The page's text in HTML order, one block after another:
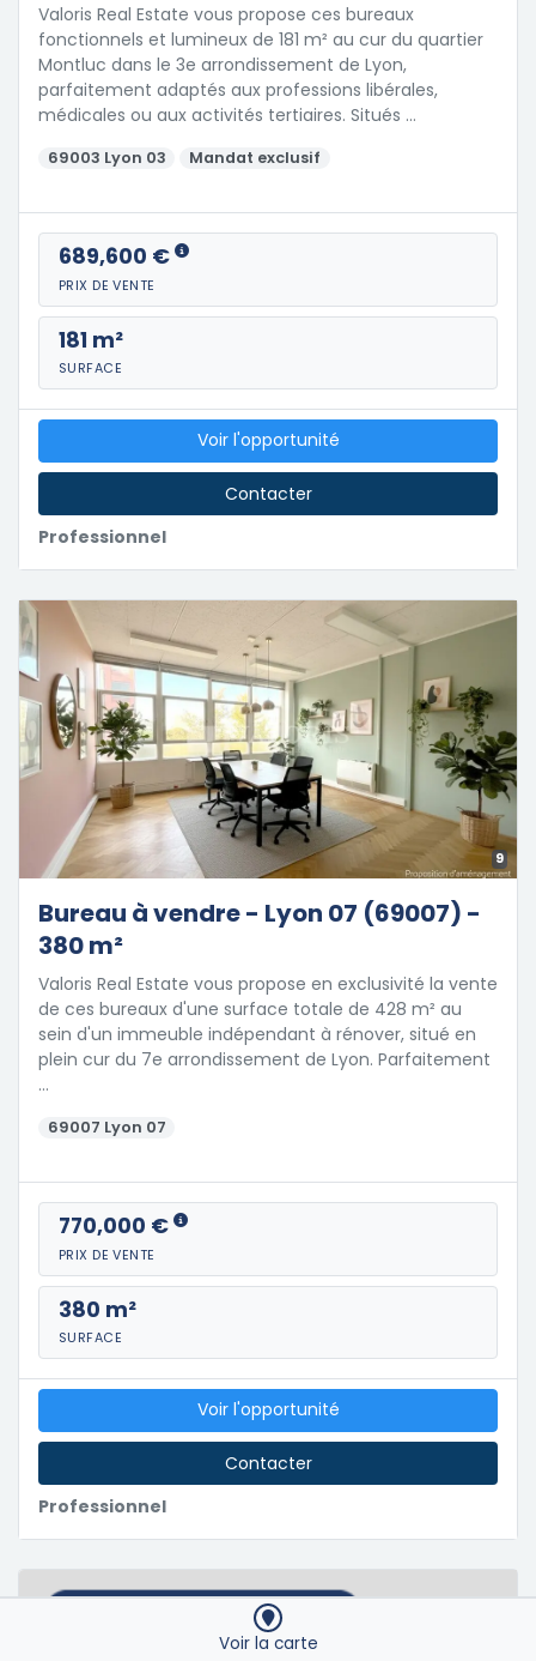
Valoris Real Estate vous propose ces bureaux
fonctionnels et lumineux de 181 m² au cur du quartier
Montluc dans le 3e arrondissement de Lyon,
parfaitement adaptés aux professions libérales,
médicales ou aux activités tertiaires. Situés …
69003 Lyon 03 Mandat exclusif
689,600 €
PRIX DE VENTE
181 m²
SURFACE
Professionnel
Voir l'opportunité
Contacter
9
Bureau à vendre - Lyon 07 (69007) -
380 m²
Valoris Real Estate vous propose en exclusivité la vente
de ces bureaux d'une surface totale de 428 m² au
sein d'un immeuble indépendant à rénover, situé en
plein cur du 7e arrondissement de Lyon. Parfaitement
…
69007 Lyon 07
770,000 €
PRIX DE VENTE
380 m²
SURFACE
Professionnel
Voir l'opportunité
Contacter
Voir la carte